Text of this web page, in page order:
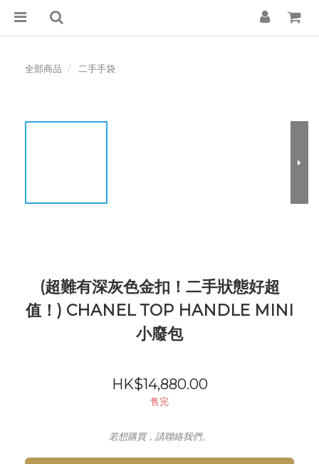
全部商品 二手手袋
(超難有深灰色金扣！二手狀態好超
值！) CHANEL TOP HANDLE MINI
小廢包
HK$14,880.00
售完
若想購買，請聯絡我們。